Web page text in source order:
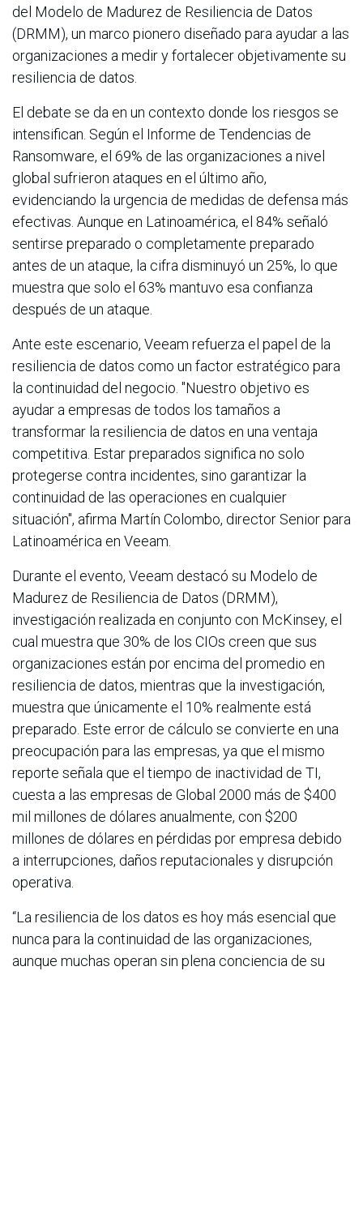
del Modelo de Madurez de Resiliencia de Datos
(DRMM), un marco pionero diseñado para ayudar a las
organizaciones a medir y fortalecer objetivamente su
resiliencia de datos.
El debate se da en un contexto donde los riesgos se
intensifican. Según el Informe de Tendencias de
Ransomware, el 69% de las organizaciones a nivel
global sufrieron ataques en el último año,
evidenciando la urgencia de medidas de defensa más
efectivas. Aunque en Latinoamérica, el 84% señaló
sentirse preparado o completamente preparado
antes de un ataque, la cifra disminuyó un 25%, lo que
muestra que solo el 63% mantuvo esa confianza
después de un ataque.
Ante este escenario, Veeam refuerza el papel de la
resiliencia de datos como un factor estratégico para
la continuidad del negocio. "Nuestro objetivo es
ayudar a empresas de todos los tamaños a
transformar la resiliencia de datos en una ventaja
competitiva. Estar preparados significa no solo
protegerse contra incidentes, sino garantizar la
continuidad de las operaciones en cualquier
situación", afirma Martín Colombo, director Senior para
Latinoamérica en Veeam.
Durante el evento, Veeam destacó su Modelo de
Madurez de Resiliencia de Datos (DRMM),
investigación realizada en conjunto con McKinsey, el
cual muestra que 30% de los CIOs creen que sus
organizaciones están por encima del promedio en
resiliencia de datos, mientras que la investigación,
muestra que únicamente el 10% realmente está
preparado. Este error de cálculo se convierte en una
preocupación para las empresas, ya que el mismo
reporte señala que el tiempo de inactividad de TI,
cuesta a las empresas de Global 2000 más de $400
mil millones de dólares anualmente, con $200
millones de dólares en pérdidas por empresa debido
a interrupciones, daños reputacionales y disrupción
operativa.
“La resiliencia de los datos es hoy más esencial que
nunca para la continuidad de las organizaciones,
aunque muchas operan sin plena conciencia de su